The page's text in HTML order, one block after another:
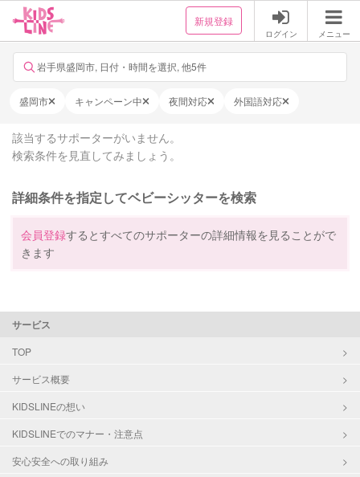
新規登録
ログイン メニュー
岩手県盛岡市, 日付・時間を選択, 他5件
盛岡市 キャンペーン中 夜間対応 外国語対応
該当するサポーターがいません。
検索条件を見直してみましょう。
詳細条件を指定してベビーシッターを検索
会員登録するとすべてのサポーターの詳細情報を見ることがで
きます
サービス
TOP
サービス概要
KIDSLINEの想い
KIDSLINEでのマナー・注意点
安心安全への取り組み